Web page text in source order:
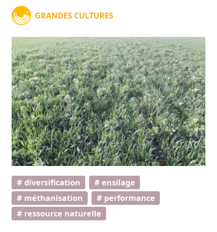
GRANDES CULTURES
# diversification
# ensilage
# méthanisation
# performance
# ressource naturelle